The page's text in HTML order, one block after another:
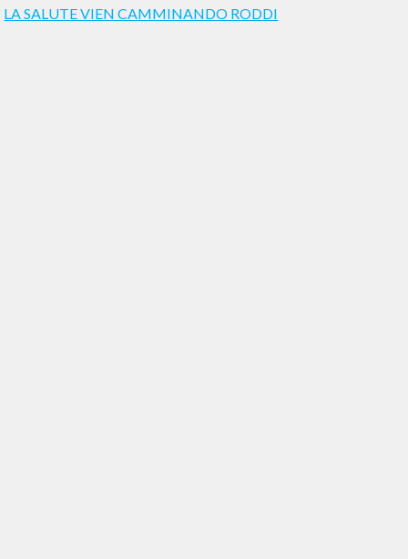
LA SALUTE VIEN CAMMINANDO RODDI